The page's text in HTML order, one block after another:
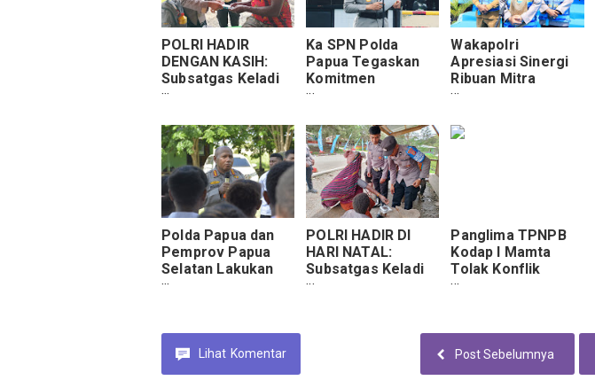
POLRI HADIR
DENGAN KASIH:
Subsatgas Keladi
Sagu Operasi
Layani Kesehatan
Warga dari
Berbagai Kampung
di Lanny Jaya
Ka SPN Polda
Papua Tegaskan
Komitmen
Pembentukan
Karakter Siswa
Diktukba Polri
Wakapolri
Apresiasi Sinergi
Ribuan Mitra
Kamtibmas dalam
Kamtibmas Presisi
Polda Papua dan
Pemprov Papua
Selatan Lakukan
Pengawasan
Kabupaten
Merauke
POLRI HADIR DI
HARI NATAL:
Subsatgas Keladi
Sagu Operasi
Masyarakat Lanny
Panglima TPNPB
Kodap I Mamta
Tolak Konflik
Menjelang 1
Lihat Komentar Post Sebelumnya